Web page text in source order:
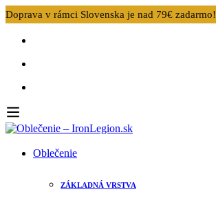
Doprava v rámci Slovenska je nad 79€ zadarmo!
Oblečenie
ZÁKLADNÁ VRSTVA